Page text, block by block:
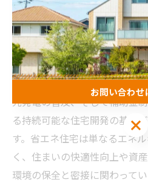
豊山町で実現する持続可能
これまで豊山町で進められて
光発電の普及、そして補助金
る持続可能な住宅開発の基盤
す。省エネ住宅は単なるエネ
く、住まいの快適性向上や資
環境の保全と密接に関わって
お問い合わせ
お問い合わせ